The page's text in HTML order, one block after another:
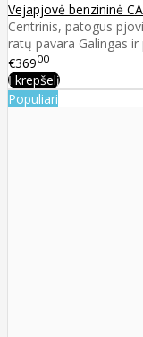
Vejapjovė benzininė
Centrinis, patogus
ratų pavara Galingas ir
€36900
Į krepšelį
Populiari